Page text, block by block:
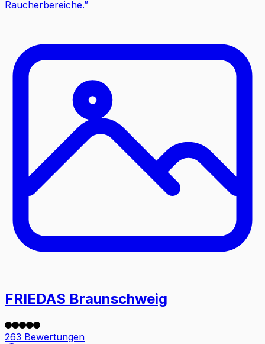
Raucherbereiche.”
FRIEDAS Braunschweig
263 Bewertungen